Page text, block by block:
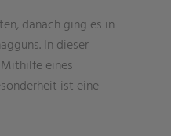
danach ging es in
In dieser
eines
ist eine